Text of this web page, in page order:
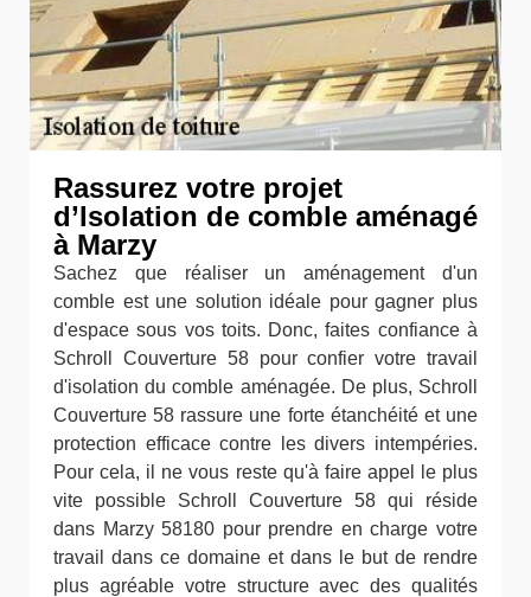
Rassurez votre projet
d’Isolation de comble aménagé
à Marzy
Sachez que réaliser un aménagement d'un
comble est une solution idéale pour gagner plus
d'espace sous vos toits. Donc, faites confiance à
Schroll Couverture 58 pour confier votre travail
d'isolation du comble aménagée. De plus, Schroll
Couverture 58 rassure une forte étanchéité et une
protection efficace contre les divers intempéries.
Pour cela, il ne vous reste qu'à faire appel le plus
vite possible Schroll Couverture 58 qui réside
dans Marzy 58180 pour prendre en charge votre
travail dans ce domaine et dans le but de rendre
plus agréable votre structure avec des qualités